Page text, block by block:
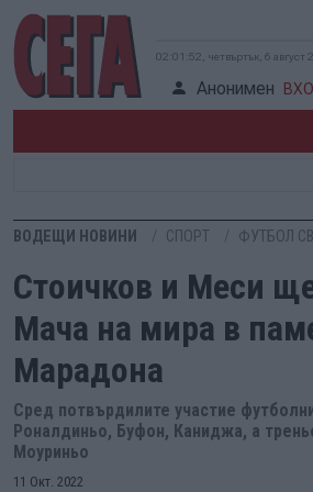
02:01:53, четвъртък, 6 август
Анонимен
ВОДЕЩИ НОВИНИ СПОРТ ФУТБОЛ
Стоичков и Меси
Мача на мира в
Марадона
Сред потвърдилите участие
Роналдиньо, Буфон, Каниджа, а
Моуриньо
11 Окт. 2022